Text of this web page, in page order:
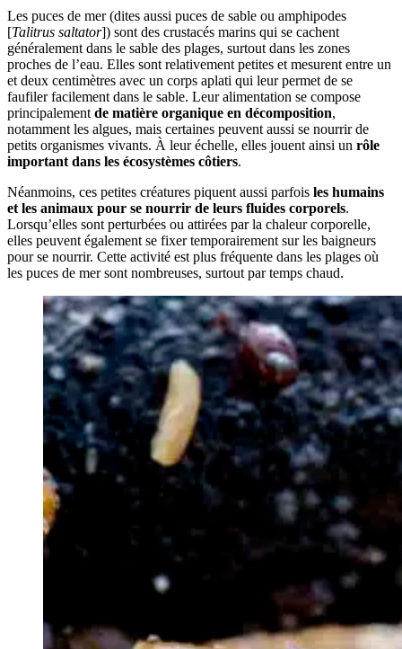
Les puces de mer (dites aussi puces de sable ou amphipodes
[Talitrus saltator]) sont des crustacés marins qui se cachent
généralement dans le sable des plages, surtout dans les zones
proches de l’eau. Elles sont relativement petites et mesurent entre un
et deux centimètres avec un corps aplati qui leur permet de se
faufiler facilement dans le sable. Leur alimentation se compose
principalement de matière organique en décomposition,
notamment les algues, mais certaines peuvent aussi se nourrir de
petits organismes vivants. À leur échelle, elles jouent ainsi un rôle
important dans les écosystèmes côtiers.
Néanmoins, ces petites créatures piquent aussi parfois les humains
et les animaux pour se nourrir de leurs fluides corporels.
Lorsqu’elles sont perturbées ou attirées par la chaleur corporelle,
elles peuvent également se fixer temporairement sur les baigneurs
pour se nourrir. Cette activité est plus fréquente dans les plages où
les puces de mer sont nombreuses, surtout par temps chaud.